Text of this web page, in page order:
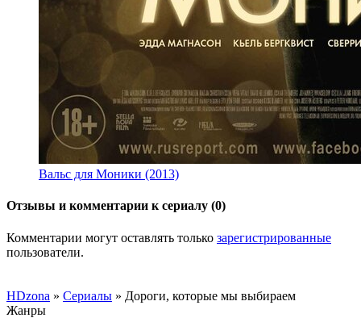
Вальс для Моники (2013)
Отзывы и комментарии к сериалу (0)
Комментарии могут оставлять только зарегистрированные
пользователи.
HDzona » Сериалы » Дороги, которые мы выбираем
Жанры